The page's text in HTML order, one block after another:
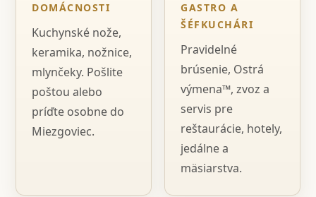
DOMÁCNOSTI
Kuchynské nože,
keramika, nožnice,
mlynčeky. Pošlite
poštou alebo
príďte osobne do
Miezgoviec.
GASTRO A
ŠÉFKUCHÁRI
Pravidelné
brúsenie, Ostrá
výmena™, zvoz a
servis pre
reštaurácie, hotely,
jedálne a
mäsiarstva.